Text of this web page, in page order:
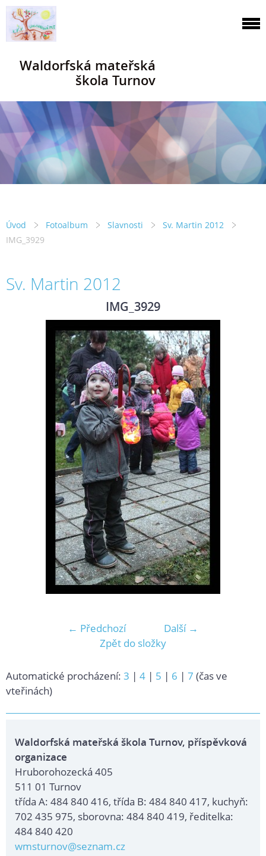
Waldorfská mateřská
škola Turnov
Úvod Fotoalbum Slavnosti
Sv. Martin 2012
IMG_3929
Sv. Martin 2012
IMG_3929
← Předchozí
Další →
Zpět do složky
Automatické procházení: 3 | 4 | 5 | 6 | 7 (čas ve
vteřinách)
Waldorfská mateřská škola Turnov, příspěvková
organizace
Hruborohozecká 405
511 01 Turnov
třída A: 484 840 416, třída B: 484 840 417, kuchyň:
702 435 975, sborovna: 484 840 419, ředitelka:
484 840 420
wmsturnov@seznam.cz